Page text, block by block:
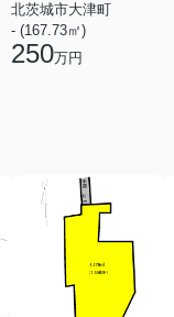
北茨城市大津町
- (167.73㎡)
250万円